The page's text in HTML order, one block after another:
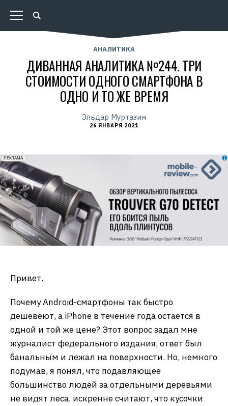
АНАЛИТИКА
ДИВАННАЯ АНАЛИТИКА №244. ТРИ
СТОИМОСТИ ОДНОГО СМАРТФОНА В
ОДНО И ТО ЖЕ ВРЕМЯ
Эльдар Муртазин
26 ЯНВАРЯ 2021
erid: 2VfnxxmNzs5
РЕКЛАМА
Привет.
Почему Android-смартфоны так быстро
дешевеют, а iPhone в течение года остается в
одной и той же цене? Этот вопрос задал мне
журналист федерального издания, ответ был
банальным и лежал на поверхности. Но, немного
подумав, я понял, что подавляющее
большинство людей за отдельными деревьями
не видят леса, искренне считают, что кусочки